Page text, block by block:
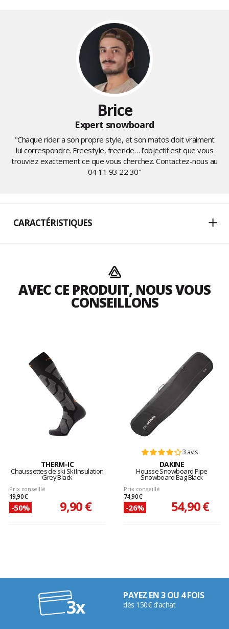
Brice
Expert snowboard
"Chaque rider a son propre style, et son matos doit vraiment
lui correspondre. Freestyle, freeride… l’objectif est que vous
trouviez exactement ce que vous cherchez. Contactez-nous au
04 11 93 22 30"
CARACTÉRISTIQUES
AVEC CE PRODUIT, NOUS VOUS
CONSEILLONS
THERM-IC
Chaussettes de ski Ski Insulation
Grey Black
Prix conseillé
19,90 €
-50% 9,90 €
3 avis
DAKINE
Housse Snowboard Pipe
Snowboard Bag Black
Prix conseillé
74,90 €
-26% 54,90 €
PAYEZ EN 3 OU 4 FOIS
dès 150€ d'achat